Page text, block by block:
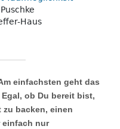
einfachsten geht das
ob Du bereit bist,
backen, einen
einfach nur